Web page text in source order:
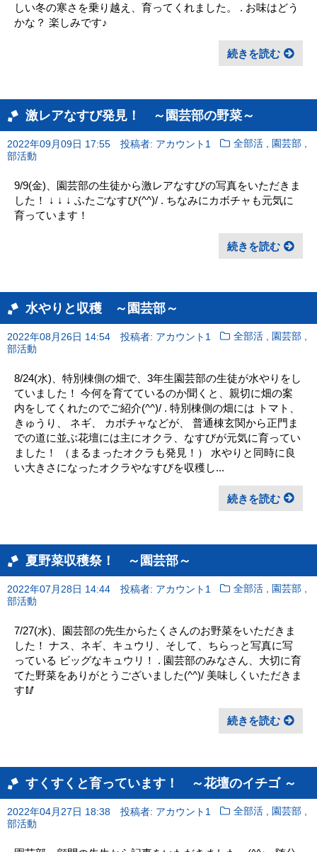
しい冬の寒さを乗り越え、育ってくれました。 . お味はどう
かな？ 楽しみです♪
続きを読む
激レアなすび発見！ ～園芸部の野菜～
2022年09月09日 17:55 投稿者: アカウント1 全部活 , 園芸部 ,
部活動
9/9(金)、園芸部の生徒から激レアなすびの写真をいただきま
した！ ↓ ↓ ↓ ふたごなすび(^^)/ . ちなみにカボチャも元気に
育っています！
続きを読む
水やりと収穫 ～園芸部～
2022年08月26日 14:54 投稿者: アカウント1 全部活 , 園芸部 ,
部活動
8/24(水)、特別棟側の畑で、3年生園芸部の生徒が水やりをし
ていました！ 今何を育てているのか聞くと、親切に畑の案
内をしてくれたのでご紹介(^^)/ . 特別棟側の畑には トマト、
きゅうり、 ネギ、 カボチャなどが、 普通棟玄関から正門ま
での道に並ぶ花壇には主にオクラ、なすびが元気に育ってい
ました！ （まるまったオクラも発見！） 水やりと同時に良
い大きさになったオクラやなすびを収穫し...
続きを読む
夏野菜収穫祭！ ～園芸部～
2022年07月28日 14:44 投稿者: アカウント1 全部活 , 園芸部 ,
部活動
7/27(水)、園芸部の先生からたくさんのお野菜をいただきま
した！ ナス、ネギ、キュウリ、そして、ちらっと写真に写
っている ビッグなキュウリ！ . 園芸部のみなさん、大切に育
てた野菜をありがとうございました(^^)/ 美味しくいただきま
す🥢
続きを読む
すくすくと育っています！ ～花壇のイチゴ ～
2022年04月27日 18:38 投稿者: アカウント1 全部活 , 園芸部 ,
部活動